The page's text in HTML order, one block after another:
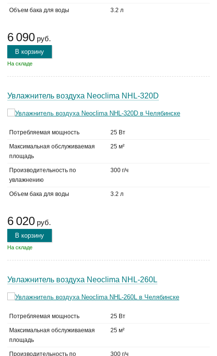
Объем бака для воды 3.2 л
6 090 руб.
В корзину
На складе
Увлажнитель воздуха Neoclima NHL-320D
Потребляемая мощность 25 Вт
Максимальная обслуживаемая
площадь
25 м²
Производительность по
увлажнению
300 г/ч
Объем бака для воды 3.2 л
6 020 руб.
В корзину
На складе
Увлажнитель воздуха Neoclima NHL-260L
Потребляемая мощность 25 Вт
Максимальная обслуживаемая
площадь
25 м²
Производительность по
300 г/ч